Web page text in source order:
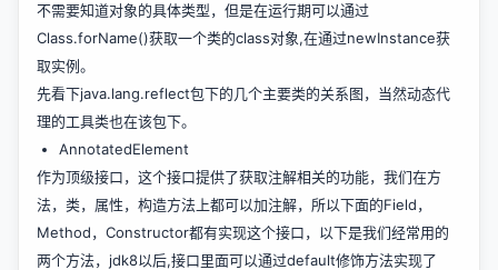
不需要知道对象的具体类型，但是在运行期可以通过
Class.forName()获取一个类的class对象,在通过newInstance获
取实例。
先看下java.lang.reflect包下的几个主要类的关系图，当然动态代
理的工具类也在该包下。
AnnotatedElement
作为顶级接口，这个接口提供了获取注解相关的功能，我们在方
法，类，属性，构造方法上都可以加注解，所以下面的Field，
Method，Constructor都有实现这个接口，以下是我们经常用的
两个方法，jdk8以后,接口里面可以通过default修饰方法实现了